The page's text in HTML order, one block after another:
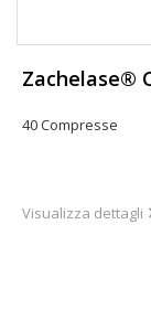
40 Compresse
Visualizza dettagli